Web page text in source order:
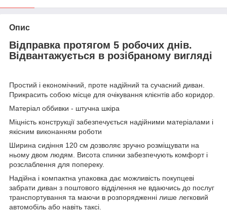
Опис
Відправка протягом 5 робочих днів.
Відвантажується в розібраному вигляді
Простий і економічний, проте надійний та сучасний диван.
Прикрасить собою місце для очікування клієнтів або коридор.
Матеріал оббивки - штучна шкіра
Міцність конструкції забезпечується надійними матеріалами і
якісним виконанням роботи
Ширина сидіння 120 см дозволяє зручно розміщувати на
ньому двом людям. Висота спинки забезпечують комфорт і
розслаблення для попереку.
Надійна і компактна упаковка дає можливість покупцеві
забрати диван з поштового відділення не вдаючись до послуг
транспортування та маючи в розпорядженні лише легковий
автомобіль або навіть таксі.